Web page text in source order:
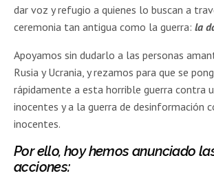
dar voz y refugio a quienes lo buscan a
ceremonia tan antigua como la guerra:la
Apoyamos sin dudarlo a las personas
Rusia y Ucrania, y rezamos para que se
rápidamente a esta horrible guerra contra
inocentes y a la guerra de desinformación
inocentes.
Por ello, hoy hemos anunciado
acciones: